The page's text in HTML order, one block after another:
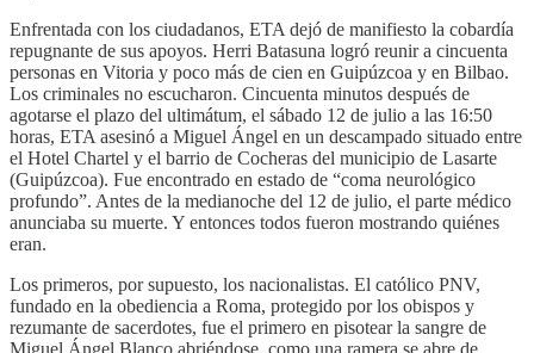
Enfrentada con los ciudadanos, ETA dejó de manifiesto la cobardía
repugnante de sus apoyos. Herri Batasuna logró reunir a cincuenta
personas en Vitoria y poco más de cien en Guipúzcoa y en Bilbao.
Los criminales no escucharon. Cincuenta minutos después de
agotarse el plazo del ultimátum, el sábado 12 de julio a las 16:50
horas, ETA asesinó a Miguel Ángel en un descampado situado entre
el Hotel Chartel y el barrio de Cocheras del municipio de Lasarte
(Guipúzcoa). Fue encontrado en estado de “coma neurológico
profundo”. Antes de la medianoche del 12 de julio, el parte médico
anunciaba su muerte. Y entonces todos fueron mostrando quiénes
eran.
Los primeros, por supuesto, los nacionalistas. El católico PNV,
fundado en la obediencia a Roma, protegido por los obispos y
rezumante de sacerdotes, fue el primero en pisotear la sangre de
Miguel Ángel Blanco abriéndose, como una ramera se abre de